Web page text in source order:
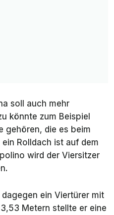
soll auch mehr
könnte zum Beispiel
gehören, die es beim
Rolldach ist auf dem
wird der Viersitzer
ein Viertürer mit
Metern stellte er eine